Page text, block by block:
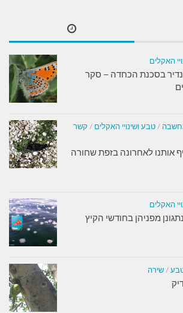
האקלים
בסכנת הכחדה – סקר
/ טבע ושינויי האקלים / קשר
אותנו לאחרונה בזפת שחורה
האקלים
מפניהן בחודשי הקיץ
/ שירה